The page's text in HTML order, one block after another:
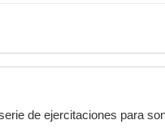
de ejercitaciones para